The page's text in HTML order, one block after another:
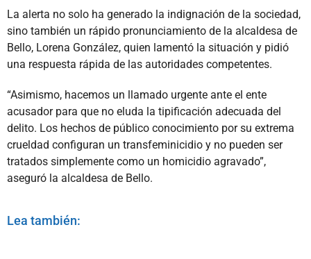
La alerta no solo ha generado la indignación de la sociedad,
sino también un rápido pronunciamiento de la alcaldesa de
Bello, Lorena González, quien lamentó la situación y pidió
una respuesta rápida de las autoridades competentes.
“Asimismo, hacemos un llamado urgente ante el ente
acusador para que no eluda la tipificación adecuada del
delito. Los hechos de público conocimiento por su extrema
crueldad configuran un transfeminicidio y no pueden ser
tratados simplemente como un homicidio agravado”,
aseguró la alcaldesa de Bello.
Lea también: